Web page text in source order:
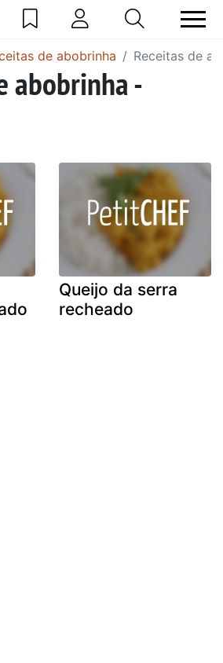
de abobrinha Receitas de
abobrinha -
Queijo da serra
recheado